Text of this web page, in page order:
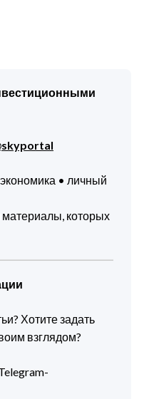
• личный
которых
Хотите задать
взглядом?